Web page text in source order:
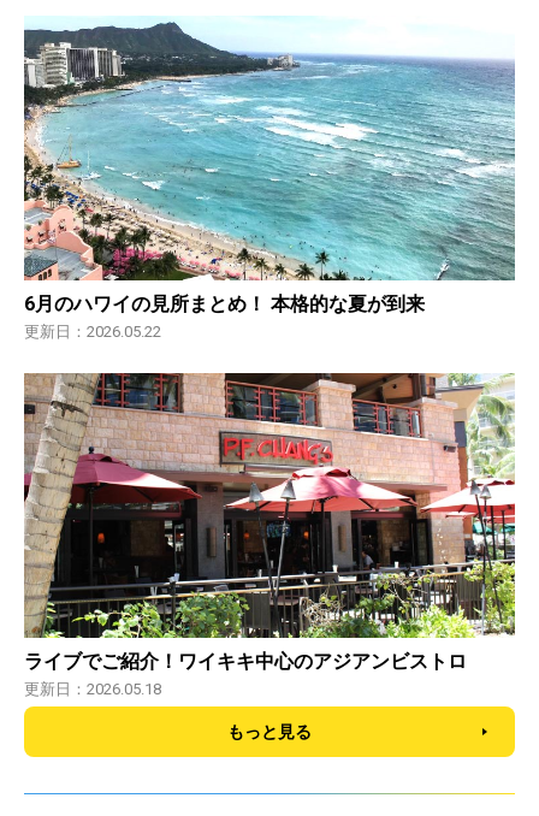
6月のハワイの見所まとめ！ 本格的な夏が到来
更新日：2026.05.22
ライブでご紹介！ワイキキ中心のアジアンビストロ
更新日：2026.05.18
もっと見る